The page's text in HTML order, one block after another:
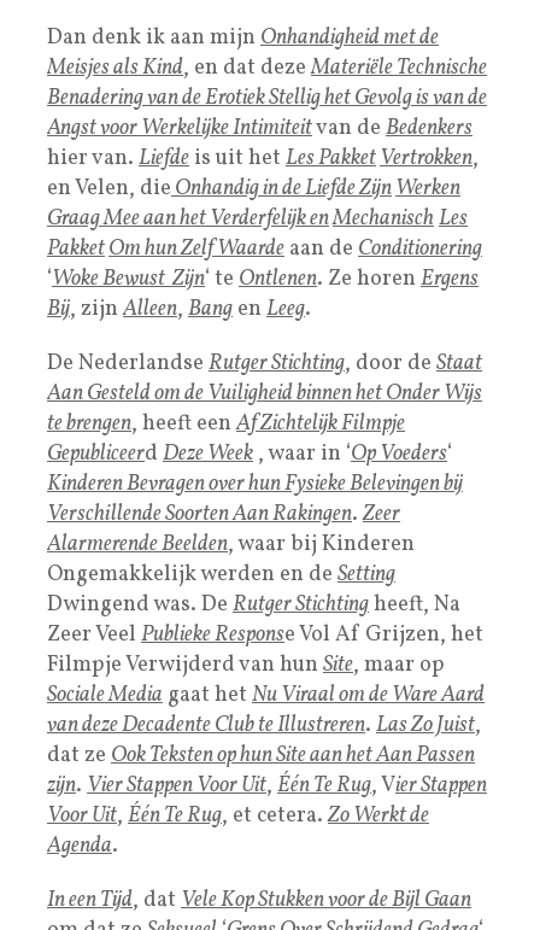
Dan denk ik aan mijn Onhandigheid met de
Meisjes alsKind, en dat dezeMateriële Technische
Benadering van de Erotiek Stellig het Gevolg is van de
Angst voor Werkelijke Intimiteitvan de Bedenkers
hier van. Liefde is uit het Les PakketVertrokken,
en Velen, dieOnhandig in deLiefdeZijnWerken
Graag Mee aan het Verderfelijk enMechanischLes
PakketOm hun Zelf Waarde aan de Conditionering
‘Woke Bewust Zijn‘ te Ontlenen. Ze horen Ergens
Bij, zijnAlleen, Bang en Leeg.
De Nederlandse Rutger Stichting, door de Staat
Aan Gesteld om de Vuiligheid binnen het Onder Wijs
te brengen, heeft eenAf Zichtelijk Filmpje
Gepubliceerd Deze Week , waar in ‘Op Voeders‘
Kinderen Bevragen over hun Fysieke Belevingen bij
Verschillende Soorten Aan Rakingen.Zeer
Alarmerende Beelden, waar bij Kinderen
Ongemakkelijk werden en de Setting
Dwingend was. De Rutger Stichtingheeft, Na
Zeer Veel Publieke Response Vol Af Grijzen, het
Filmpje Verwijderd van hun Site, maar op
Sociale Media gaat het Nu Viraal om de Ware Aard
van deze Decadente Club te Illustreren. Las Zo Juist,
dat ze Ook Teksten op hun Site aan het Aan Passen
zijn. Vier Stappen Voor Uit, Één Te Rug, Vier Stappen
Voor Uit, Één Te Rug, et cetera.Zo Werkt de
Agenda.
In een Tijd, dat Vele Kop Stukken voor de Bijl Gaan